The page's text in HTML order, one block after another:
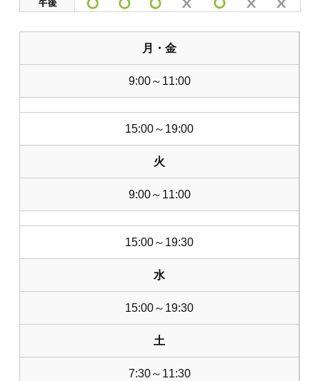
月・金
9:00～11:00
15:00～19:00
火
9:00～11:00
15:00～19:30
水
15:00～19:30
土
7:30～11:30